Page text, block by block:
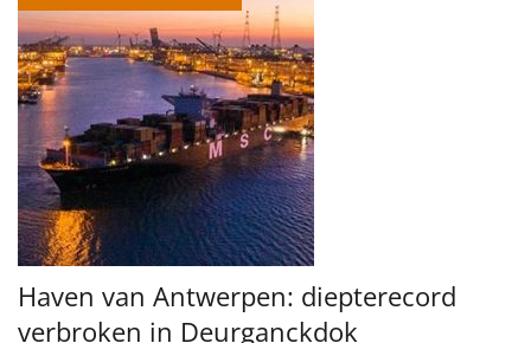
Haven van Antwerpen: diepterecord
verbroken in Deurganckdok